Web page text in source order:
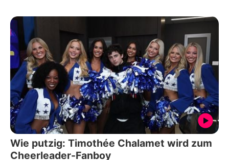
Wie putzig: Timothée Chalamet wird zum
Cheerleader-Fanboy